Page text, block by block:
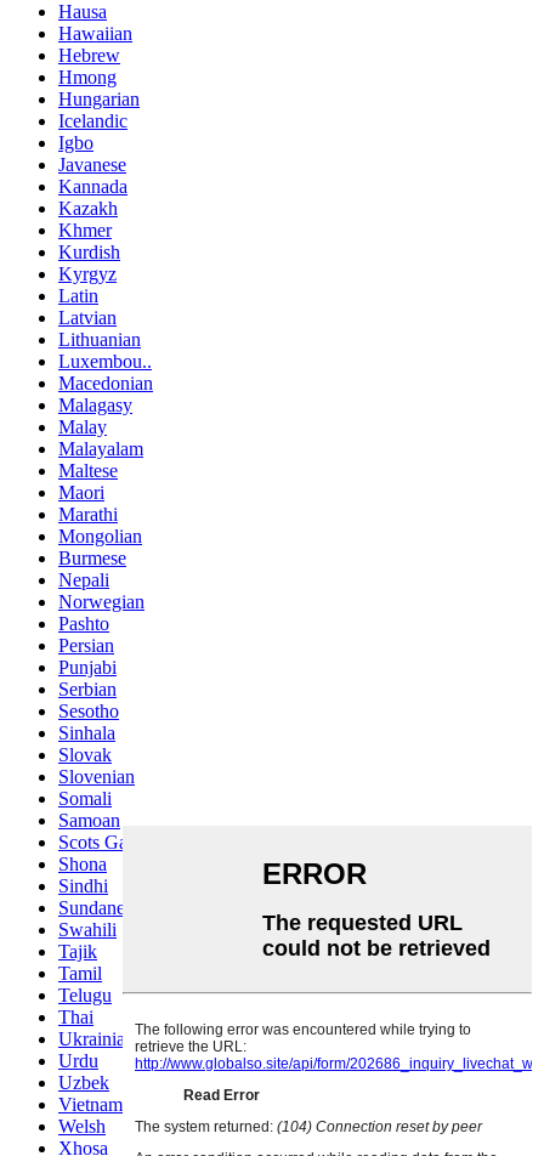
Hausa
Hawaiian
Hebrew
Hmong
Hungarian
Icelandic
Igbo
Javanese
Kannada
Kazakh
Khmer
Kurdish
Kyrgyz
Latin
Latvian
Lithuanian
Luxembou..
Macedonian
Malagasy
Malay
Malayalam
Maltese
Maori
Marathi
Mongolian
Burmese
Nepali
Norwegian
Pashto
Persian
Punjabi
Serbian
Sesotho
Sinhala
Slovak
Slovenian
Somali
Samoan
Scots Gaelic
Shona
Sindhi
Sundanese
Swahili
Tajik
Tamil
Telugu
Thai
Ukrainian
Urdu
Uzbek
Vietnamese
Welsh
Xhosa